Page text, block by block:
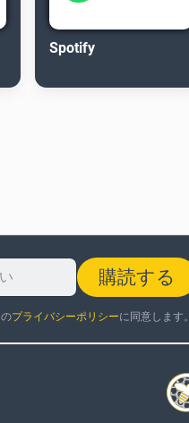
Spotify
購読する
プライバシーポリシーに同意します。